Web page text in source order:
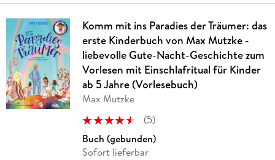
Komm mit ins Paradies der Träumer: das
erste Kinderbuch von Max Mutzke -
liebevolle Gute-Nacht-Geschichte zum
Vorlesen mit Einschlafritual für Kinder
ab 5 Jahre (Vorlesebuch)
Max Mutzke
(5)
Buch (gebunden)
Sofort lieferbar